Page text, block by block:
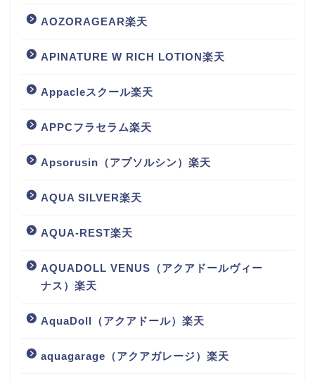
AOZORAGEAR楽天
APINATURE W RICH LOTION楽天
Appacleスクール楽天
APPCフラセラム楽天
Apsorusin（アプソルシン）楽天
AQUA SILVER楽天
AQUA-REST楽天
AQUADOLL VENUS（アクアドールヴィー
ナス）楽天
AquaDoll（アクアドール）楽天
aquagarage（アクアガレージ）楽天